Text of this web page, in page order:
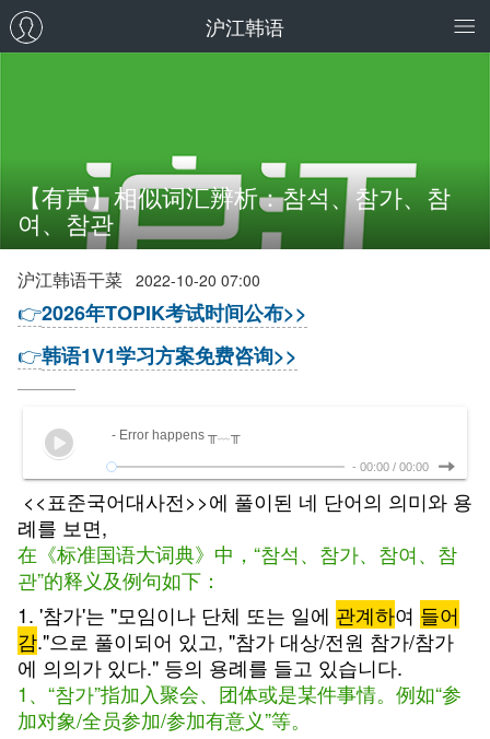
沪江韩语
【有声】相似词汇辨析：참석、참가、참
여、참관
沪江韩语干菜 2022-10-20 07:00
👉2026年TOPIK考试时间公布>>
👉韩语1V1学习方案免费咨询>>
- Error happens ╥﹏╥
- 00:00 / 00:00
<<표준국어대사전>>에 풀이된 네 단어의 의미와 용
례를 보면,
在《标准国语大词典》中，“참석、참가、참여、참
관”的释义及例句如下：
1. '참가'는 "모임이나 단체 또는 일에 관계하여 들어
감."으로 풀이되어 있고, "참가 대상/전원 참가/참가
에 의의가 있다." 등의 용례를 들고 있습니다.
1、“참가”指加入聚会、团体或是某件事情。例如“参
加对象/全员参加/参加有意义”等。